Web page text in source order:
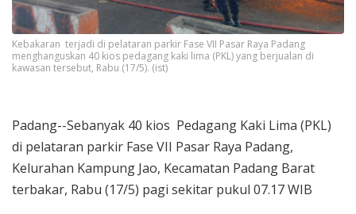
Kebakaran terjadi di pelataran parkir Fase VII Pasar Raya Padang
menghanguskan 40 kios pedagang kaki lima (PKL) yang berjualan di
kawasan tersebut, Rabu (17/5). (ist)
Padang--Sebanyak 40 kios Pedagang Kaki Lima (PKL)
di pelataran parkir Fase VII Pasar Raya Padang,
Kelurahan Kampung Jao, Kecamatan Padang Barat
terbakar, Rabu (17/5) pagi sekitar pukul 07.17 WIB